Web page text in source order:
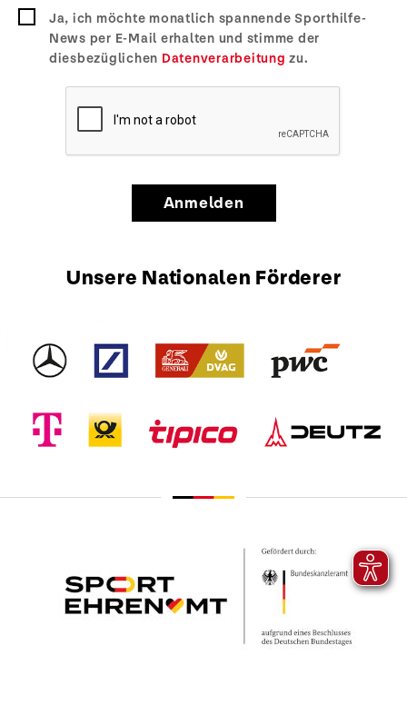
Ja, ich möchte monatlich spannende Sporthilfe-
News per E-Mail erhalten und stimme der
diesbezüglichen Datenverarbeitung zu.
Anmelden
Unsere Nationalen Förderer